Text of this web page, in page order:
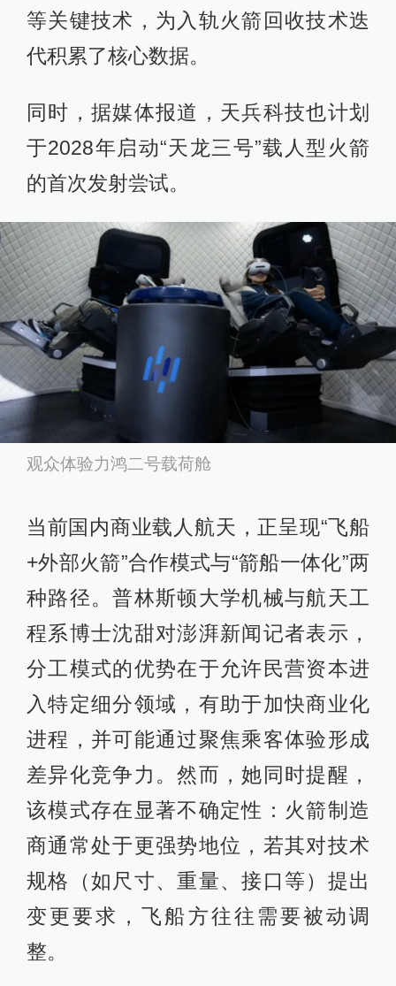
等关键技术，为入轨火箭回收技术迭
代积累了核心数据。
同时，据媒体报道，天兵科技也计划
于2028年启动“天龙三号”载人型火箭
的首次发射尝试。
观众体验力鸿二号载荷舱
当前国内商业载人航天，正呈现“飞船
+外部火箭”合作模式与“箭船一体化”两
种路径。普林斯顿大学机械与航天工
程系博士沈甜对澎湃新闻记者表示，
分工模式的优势在于允许民营资本进
入特定细分领域，有助于加快商业化
进程，并可能通过聚焦乘客体验形成
差异化竞争力。然而，她同时提醒，
该模式存在显著不确定性：火箭制造
商通常处于更强势地位，若其对技术
规格（如尺寸、重量、接口等）提出
变更要求，飞船方往往需要被动调
整。